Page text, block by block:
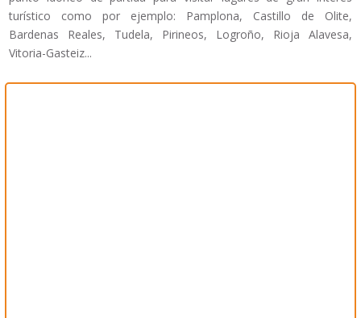
turístico como por ejemplo: Pamplona, Castillo de Olite,
Bardenas Reales, Tudela, Pirineos, Logroño, Rioja Alavesa,
Vitoria-Gasteiz...